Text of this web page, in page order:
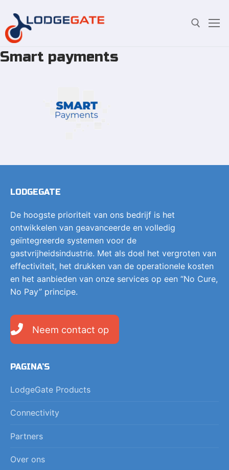
Overslaan
Smart payments
LODGEGATE
De hoogste prioriteit van ons bedrijf is het
ontwikkelen van geavanceerde en volledig
geïntegreerde systemen voor de
gastvrijheidsindustrie. Met als doel het vergroten van
effectiviteit, het drukken van de operationele kosten
en het aanbieden van onze services op een “No Cure,
No Pay” principe.
Neem contact op
PAGINA’S
LodgeGate Products
Connectivity
Partners
Over ons